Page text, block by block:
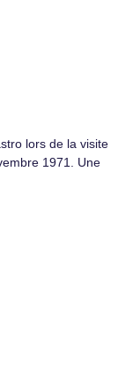
lors de la visite
1971. Une